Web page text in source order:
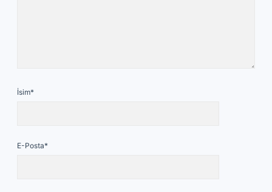
İsim*
E-Posta*